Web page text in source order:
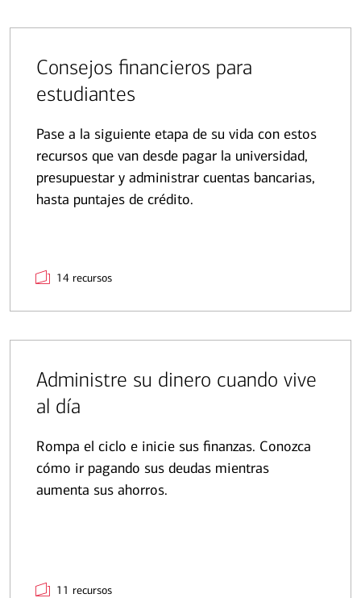
Consejos financieros para
estudiantes
Pase a la siguiente etapa de su vida con estos
recursos que van desde pagar la universidad,
presupuestar y administrar cuentas bancarias,
hasta puntajes de crédito.
14 recursos
Administre su dinero cuando vive
al día
Rompa el ciclo e inicie sus finanzas. Conozca
cómo ir pagando sus deudas mientras
aumenta sus ahorros.
11 recursos